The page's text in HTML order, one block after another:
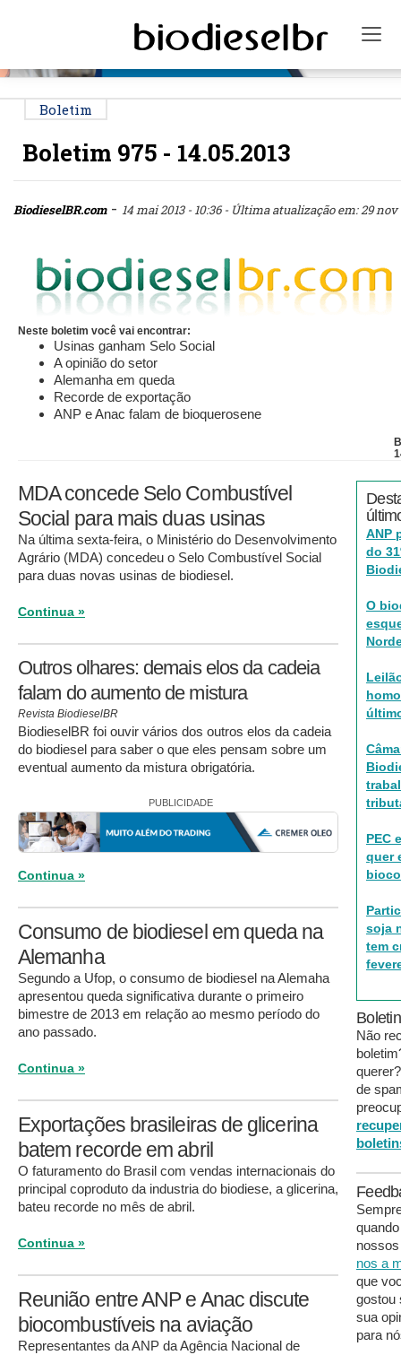
Boletim
Boletim 975 - 14.05.2013
BiodieselBR.com- 14 mai 2013 - 10:36 - Última atualização em: 29 nov
Neste boletim você vai encontrar:
Usinas ganham Selo Social
A opinião do setor
Alemanha em queda
Recorde de exportação
ANP e Anac falam de bioquerosene
MDA concede Selo Combustível
Social para mais duas usinas
Na última sexta-feira, o Ministério do Desenvolvimento
Agrário (MDA) concedeu o Selo Combustível Social
para duas novas usinas de biodiesel.
Continua »
Outros olhares: demais elos da cadeia
falam do aumento de mistura
Revista BiodieselBR
BiodieselBR foi ouvir vários dos outros elos da cadeia
do biodiesel para saber o que eles pensam sobre um
eventual aumento da mistura obrigatória.
PUBLICIDADE
Continua »
Consumo de biodiesel em queda na
Alemanha
Segundo a Ufop, o consumo de biodiesel na Alemaha
apresentou queda significativa durante o primeiro
bimestre de 2013 em relação ao mesmo período do
ano passado.
Continua »
Exportações brasileiras de glicerina
batem recorde em abril
O faturamento do Brasil com vendas internacionais do
principal coproduto da industria do biodiese, a glicerina,
bateu recorde no mês de abril.
Continua »
Reunião entre ANP e Anac discute
biocombustíveis na aviação
Representantes da ANP da Agência Nacional de
ANP
do
O
PEC
quer
soja
tem
Não
de
nos a
que
gostou
sua
para